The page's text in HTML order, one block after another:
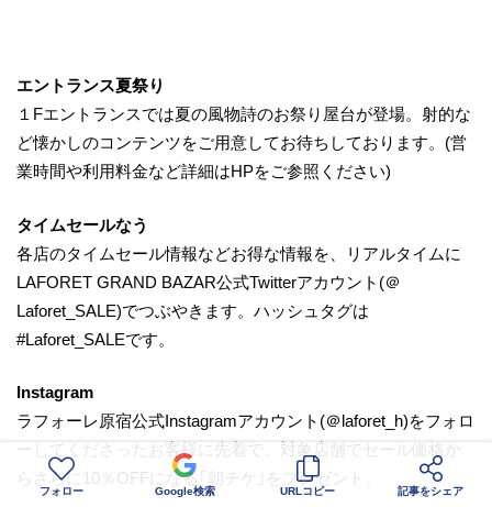
エントランス夏祭り
１Fエントランスでは夏の風物詩のお祭り屋台が登場。射的な
ど懐かしのコンテンツをご用意してお待ちしております。(営
業時間や利用料金など詳細はHPをご参照ください)
タイムセールなう
各店のタイムセール情報などお得な情報を、リアルタイムに
LAFORET GRAND BAZAR公式Twitterアカウント(＠
Laforet_SALE)でつぶやきます。ハッシュタグは
#Laforet_SALEです。
Instagram
ラフォーレ原宿公式Instagramアカウント(＠laforet_h)をフォロ
ーしてくださったお客様に先着で、対象店舗でセール価格か
らさらに10％OFFになる｢朝チケ｣をプレゼント。
フォロー Google検索 URLコピー 記事をシェア